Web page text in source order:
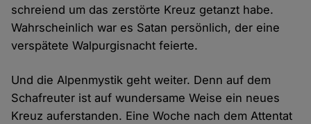
schreiend um das zerstörte Kreuz getanzt habe.
Wahrscheinlich war es Satan persönlich, der eine
verspätete Walpurgisnacht feierte.
Und die Alpenmystik geht weiter. Denn auf dem
Schafreuter ist auf wundersame Weise ein neues
Kreuz auferstanden. Eine Woche nach dem Attentat